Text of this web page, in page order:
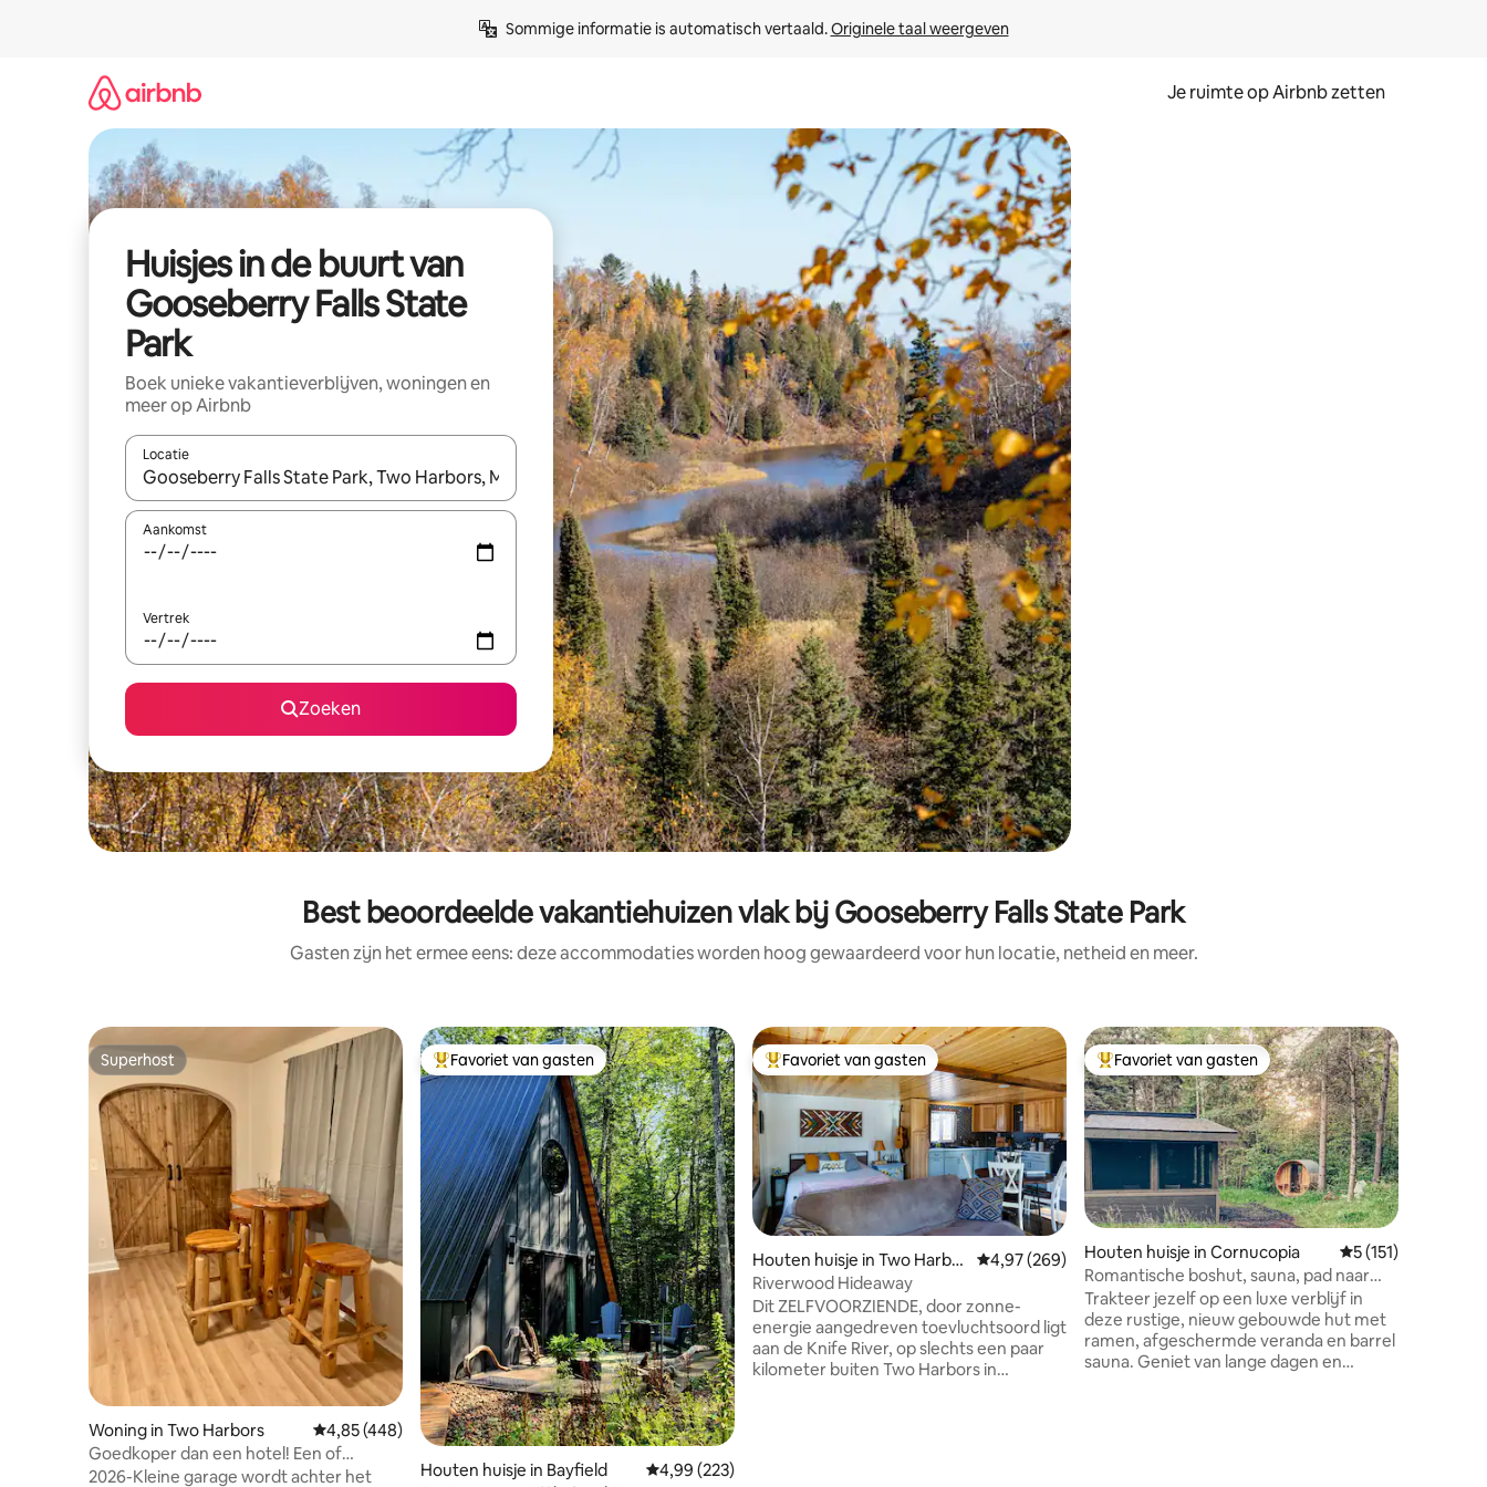
Sommige informatie is automatisch vertaald. Originele taal weergeven
Je ruimte op Airbnb zetten
Huisjes in de buurt van
Gooseberry Falls State
Park
Boek unieke vakantieverblijven, woningen en
meer op Airbnb
Locatie
Wanneer er suggesties beschikbaar zijn, maak je een keuze met je de pijltjestoetsen omhoog en omlaag, óf door te tikken of swipen.
Aankomst
Vertrek
Zoeken
Best beoordeelde vakantiehuizen vlak bij Gooseberry Falls State Park
Gasten zijn het ermee eens: deze accommodaties worden hoog gewaardeerd voor hun locatie, netheid en meer.
Superhost
Superhost
Woning in Two Harbors Gemiddelde beoordeling van 4,85 uit 5, 448 recensies
4,85 (448)
Goedkoper dan een hotel! Een of
meerdere nachten-1419
2026-Kleine garage wordt achter het
Topfavoriet van gasten
Favoriet van gasten
Houten huisje in Bayfield Gemiddelde beoordeling van 4,99 uit 5, 223 recensies
4,99 (223)
Topfavoriet van gasten
Favoriet van gasten
Houten huisje in Two Harbor
s
Gemiddelde beoordeling van 4,97 uit 5, 269 recensies
4,97 (269)
Riverwood Hideaway
Dit ZELFVOORZIENDE, door zonne-
energie aangedreven toevluchtsoord ligt
aan de Knife River, op slechts een paar
kilometer buiten Two Harbors in
Topfavoriet van gasten
Favoriet van gasten
Houten huisje in Cornucopia Gemiddelde
5 (151)
Romantische boshut, sauna, pad naar
strand
Trakteer jezelf op een luxe verblijf in
deze rustige, nieuw gebouwde hut met
ramen, afgeschermde veranda en barrel
sauna. Geniet van lange dagen en